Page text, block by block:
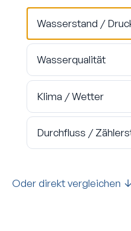
Wasserstand /
Wasserqualität
Klima / Wetter
Durchfluss /
Oder direkt vergleichen ↓